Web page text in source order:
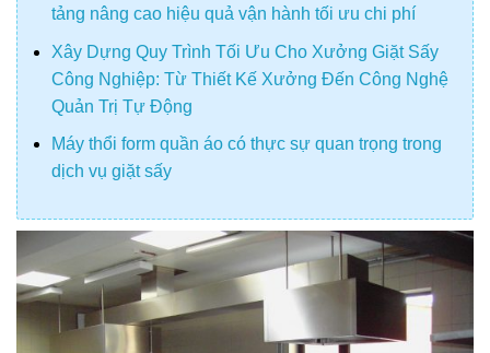
tảng nâng cao hiệu quả vận hành tối ưu chi phí
Xây Dựng Quy Trình Tối Ưu Cho Xưởng Giặt Sấy
Công Nghiệp: Từ Thiết Kế Xưởng Đến Công Nghệ
Quản Trị Tự Động
Máy thổi form quần áo có thực sự quan trọng trong
dịch vụ giặt sấy